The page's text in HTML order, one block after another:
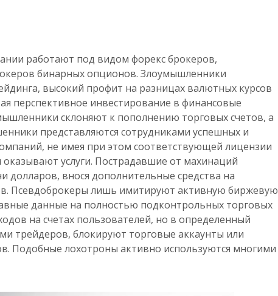
работают под видом форекс брокеров,
бинарных опционов. Злоумышленники
высокий профит на разницах валютных курсов
перспективное инвестирование в финансовые
склоняют к пополнению торговых счетов, а
представляются сотрудниками успешных и
не имея при этом соответствующей лицензии
услуги. Пострадавшие от махинаций
долларов, внося дополнительные средства на
Псевдоброкеры лишь имитируют активную биржевую
данные на полностью подконтрольных торговых
на счетах пользователей, но в определенный
трейдеров, блокируют торговые аккаунты или
Подобные лохотроны активно используются многими